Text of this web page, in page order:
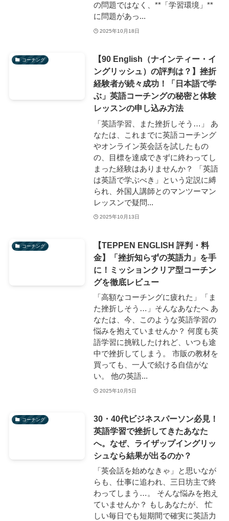
の問題ではなく、**「学習環境」**
に問題があっ...
2025年10月18日
コーチング
【90 English（ナインティー・イ
ングリッシュ）の評判は？】挫折
経験者が続々成功！「日本語で学
ぶ」英語コーチングの秘密と体験
レッスンの申し込み方法
「英語学習、また挫折しそう…」 あ
なたは、これまでに英語コーチング
やオンライン英会話を試したもの
の、目標を達成できずに終わってし
まった経験はありませんか？ 「英語
は英語で学ぶべき」という定説に縛
られ、外国人講師とのマンツーマン
レッスンで疑問...
2025年10月13日
コーチング
【TEPPEN ENGLISH 評判・料
金】「挫折知らずの英語力」を手
に！ミッションクリア型コーチン
グを徹底レビュー
「高額なコーチングに疲れた」「ま
た挫折しそう…」そんなあなたへ あ
なたは、今、このような英語学習の
悩みを抱えていませんか？ 何度も英
語学習に挑戦したけれど、いつも途
中で挫折してしまう。 市販の教材を
買っても、一人で続ける自信がな
い。 他の英語...
2025年10月5日
コーチング
30・40代ビジネスパーソン必見！
英語学習で挫折してきたあなた
へ。なぜ、ライザップイングリッ
シュなら結果が出るのか？
「英会話を始めなきゃ」と思いなが
らも、仕事に追われ、三日坊主で終
わってしまう…。 そんな悩みを抱え
ていませんか？ もしあなたが、 忙
しい毎日でも短期間で確実に英語力